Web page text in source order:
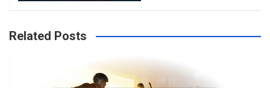
Related Posts